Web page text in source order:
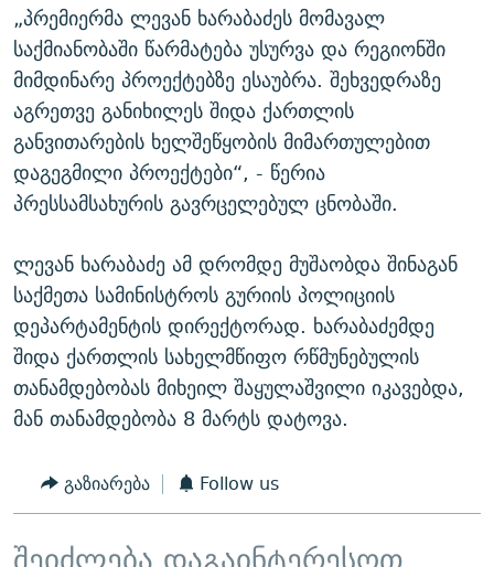
„პრემიერმა ლევან ხარაბაძეს მომავალ
საქმიანობაში წარმატება უსურვა და რეგიონში
მიმდინარე პროექტებზე ესაუბრა. შეხვედრაზე
აგრეთვე განიხილეს შიდა ქართლის
განვითარების ხელშეწყობის მიმართულებით
დაგეგმილი პროექტები“, - წერია
პრესსამსახურის გავრცელებულ ცნობაში.
ლევან ხარაბაძე ამ დრომდე მუშაობდა შინაგან
საქმეთა სამინისტროს გურიის პოლიციის
დეპარტამენტის დირექტორად. ხარაბაძემდე
შიდა ქართლის სახელმწიფო რწმუნებულის
თანამდებობას მიხეილ შაყულაშვილი იკავებდა,
მან თანამდებობა 8 მარტს დატოვა.
გაზიარება Follow us